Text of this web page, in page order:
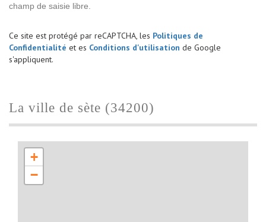
champ de saisie libre.
Ce site est protégé par reCAPTCHA, les Politiques de
Confidentialité et es Conditions d'utilisation de Google
s'appliquent.
la ville de sète (34200)
+
−